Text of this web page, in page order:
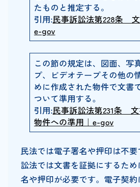
たものと推定する。
引用:民事訴訟法第228条 文
e-gov
この節の規定は、図面、写
プ、ビデオテープその他の
めに作成された物件で文書
ついて準用する。
引用:民事訴訟法第231条 文
物件への準用｜e-gov
民法では電子署名や押印は不
訟法では文書を証拠にするた
名や押印が必要です。電子契